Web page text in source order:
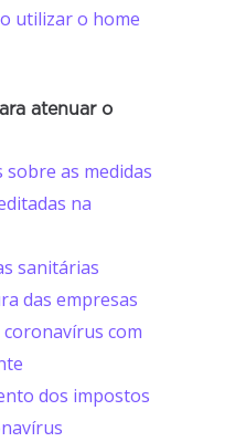
utilizar o home
atenuar o
as medidas
na
sanitárias
das empresas
coronavírus com
dos impostos